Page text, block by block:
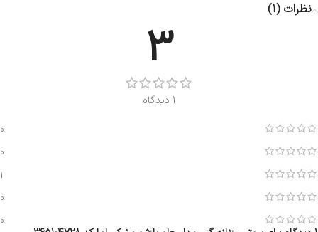
نظرات (1)
3
1 دیدگاه
0
0
1
0
0